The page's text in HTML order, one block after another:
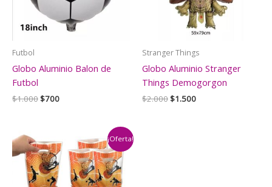
Futbol
Globo Aluminio Balon de
Futbol
$1.000El
$1.000.
$700El
$700.
Stranger Things
Globo Aluminio Stranger
Things Demogorgon
$2.000El
$1.500El
¡Oferta!